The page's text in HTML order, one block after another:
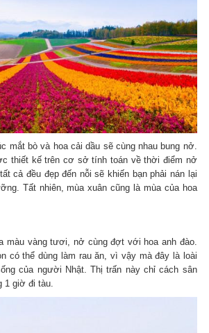
mắt bò và hoa cải dầu sẽ cùng nhau bung nở.
thiết kế trên cơ sở tính toán về thời điểm nở
cả đều đẹp đến nỗi sẽ khiến bạn phải nán lại
Tất nhiên, mùa xuân cũng là mùa của hoa
màu vàng tươi, nở cùng đợt với hoa anh đào.
có thể dùng làm rau ăn, vì vậy mà đây là loài
của người Nhật. Thị trấn này chỉ cách sân
1 giờ đi tàu.